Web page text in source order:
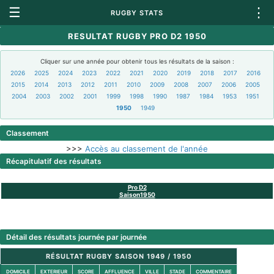
☰ RUGBY STATS ⋮
RESULTAT RUGBY PRO D2 1950
Cliquer sur une année pour obtenir tous les résultats de la saison :
2026
2025 2024 2023 2022 2021 2020 2019 2018 2017
2016
2015
2014 2013 2012 2011 2010 2009 2008 2007 2006
2005
2004
2003 2002 2001 1999 1998 1990 1987 1984 1953
1951
1950
1949
Classement
>>> Accès au classement de l'année
Récapitulatif des résultats
Pro D2
Saison1950
Détail des résultats journée par journée
RÉSULTAT RUGBY SAISON 1949 / 1950
DOMICILE EXTERIEUR SCORE AFFLUENCE VILLE STADE COMMENTAIRE